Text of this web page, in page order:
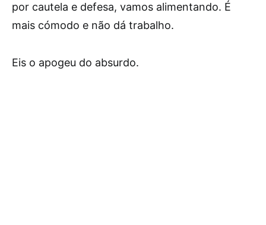
por cautela e defesa, vamos alimentando. É
mais cómodo e não dá trabalho.
Eis o apogeu do absurdo.